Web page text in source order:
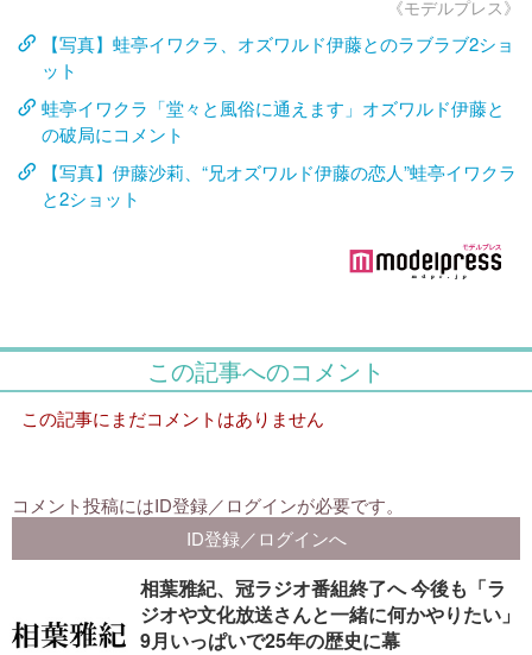
《モデルプレス》
【写真】蛙亭イワクラ、オズワルド伊藤とのラブラブ2ショ
ット
蛙亭イワクラ「堂々と風俗に通えます」オズワルド伊藤と
の破局にコメント
【写真】伊藤沙莉、“兄オズワルド伊藤の恋人”蛙亭イワクラ
と2ショット
相葉雅紀、冠ラジオ番組終了へ 今後も「ラ
ジオや文化放送さんと一緒に何かやりたい」
9月いっぱいで25年の歴史に幕